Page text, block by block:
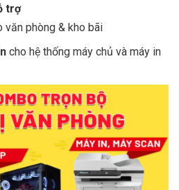
trợ
văn phòng & kho bãi
cho hệ thống máy chủ và máy in